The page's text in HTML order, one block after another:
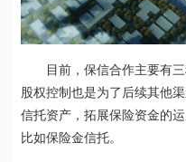
目前，保信合作主要有三
股权控制也是为了后续其他
信托资产，拓展保险资金的
比如保险金信托。